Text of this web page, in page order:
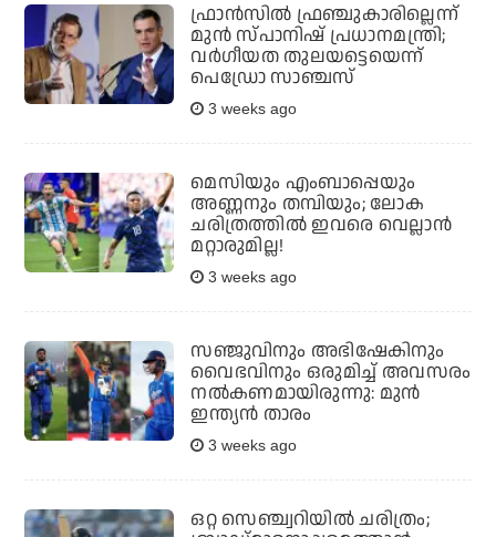
ഫ്രാന്‍സില്‍ ഫ്രഞ്ചുകാരില്ലെന്ന്
മുന്‍ സ്പാനിഷ് പ്രധാനമന്ത്രി;
വര്‍ഗീയത തുലയട്ടെയെന്ന്
പെഡ്രോ സാഞ്ചസ്
3 weeks ago
മെസിയും എംബാപ്പെയും
അണ്ണനും തമ്പിയും; ലോക
ചരിത്രത്തില്‍ ഇവരെ വെല്ലാന്‍
മറ്റാരുമില്ല!
3 weeks ago
സഞ്ജുവിനും അഭിഷേകിനും
വൈഭവിനും ഒരുമിച്ച് അവസരം
നല്‍കണമായിരുന്നു: മുൻ
ഇന്ത്യൻ താരം
3 weeks ago
ഒറ്റ സെഞ്ച്വറിയില്‍ ചരിത്രം;